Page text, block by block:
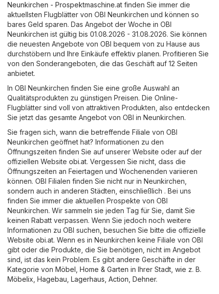
Neunkirchen - Prospektmaschine.at finden Sie immer die
aktuellsten Flugblätter von OBI Neunkirchen und können so
bares Geld sparen. Das Angebot der Woche in OBI
Neunkirchen ist gültig bis 01.08.2026 - 31.08.2026. Sie können
die neuesten Angebote von OBI bequem von zu Hause aus
durchstöbern und Ihre Einkäufe effektiv planen. Profitieren Sie
von den Sonderangeboten, die das Geschäft auf 12 Seiten
anbietet.
In OBI Neunkirchen finden Sie eine große Auswahl an
Qualitätsprodukten zu günstigen Preisen. Die Online-
Flugblätter sind voll von attraktiven Produkten, also entdecken
Sie jetzt das gesamte Angebot von OBI in Neunkirchen.
Sie fragen sich, wann die betreffende Filiale von OBI
Neunkirchen geöffnet hat? Informationen zu den
Öffnungszeiten finden Sie auf unserer Website oder auf der
offiziellen Website obi.at. Vergessen Sie nicht, dass die
Öffnungszeiten an Feiertagen und Wochenenden variieren
können. OBI Filialen finden Sie nicht nur in Neunkirchen,
sondern auch in anderen Städten, einschließlich . Bei uns
finden Sie immer die aktuellen Prospekte von OBI
Neunkirchen. Wir sammeln sie jeden Tag für Sie, damit Sie
keinen Rabatt verpassen. Wenn Sie jedoch noch weitere
Informationen zu OBI suchen, besuchen Sie bitte die offizielle
Website obi.at. Wenn es in Neunkirchen keine Filiale von OBI
gibt oder die Produkte, die Sie benötigen, nicht im Angebot
sind, ist das kein Problem. Es gibt andere Geschäfte in der
Kategorie von Möbel, Home & Garten in Ihrer Stadt, wie z. B.
Möbelix Hagebau Lagerhaus Action Dehner.